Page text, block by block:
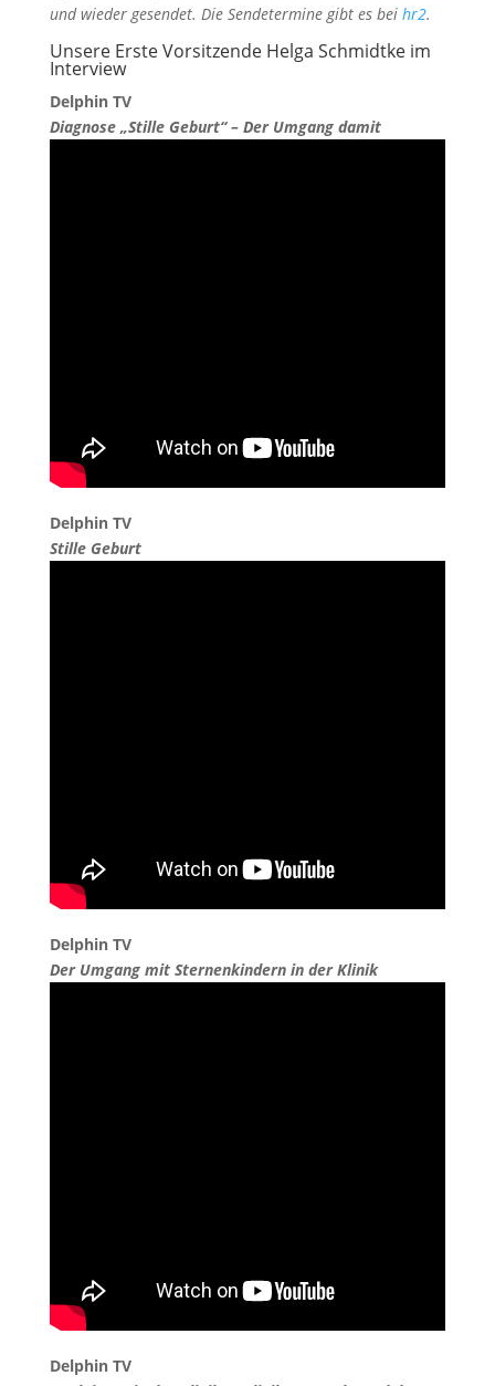
und wieder gesendet. Die Sendetermine gibt es bei hr2.
Unsere Erste Vorsitzende Helga Schmidtke im
Interview
Delphin TV
Diagnose „Stille Geburt“ – Der Umgang damit
Delphin TV
Stille Geburt
Delphin TV
Der Umgang mit Sternenkindern in der Klinik
Delphin TV